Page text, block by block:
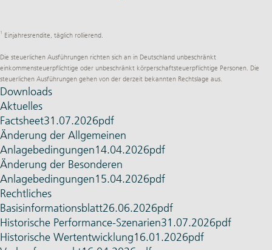
1 Einjahresrendite, täglich rollierend.
Die steuerlichen Ausführungen richten sich an in Deutschland unbeschränkt
einkommensteuerpflichtige oder unbeschränkt körperschaftsteuerpflichtige Personen. Die
steuerlichen Ausführungen gehen von der derzeit bekannten Rechtslage aus.
Downloads
Aktuelles
Factsheet31.07.2026pdf
Änderung der Allgemeinen
Anlagebedingungen14.04.2026pdf
Änderung der Besonderen
Anlagebedingungen15.04.2026pdf
Rechtliches
Basis­informationsblatt26.06.2026pdf
Histo­rische Performance-Szenarien31.07.2026pdf
Histo­rische Wert­entwicklung16.01.2026pdf